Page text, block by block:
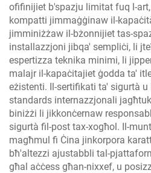
ofifinijiet b'spazju limitat fuq l-
kompatti jimmaġġinaw il-
jimminiżżaw il-bżonnijiet tas-
installazzjoni jibqa' sempliċi, li
espertizza teknika minimi, li
malajr il-kapaċitajiet ġodda ta'
eżistenti. Il-sertifikati ta' sigurtà
standards internazzjonali
biniżżi li jikkonċernaw
sigurtà fil-post tax-xogħol. Il-
magħmul fi Ċina jinkorpora
bħ'altezzi ajustabbli tal-
għal aċċess għan-nixxef, u